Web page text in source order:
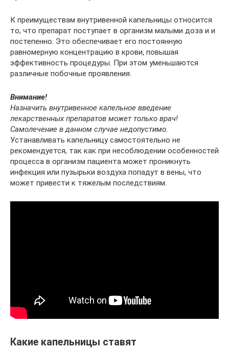
К преимуществам внутривенной капельницы относится
то, что препарат поступает в организм малыми доза и и
постепенно. Это обеспечивает его постоянную
равномерную концентрацию в крови, повышая
эффективность процедуры. При этом уменьшаются
различные побочные проявления.
Внимание!
Назначить внутривенное капельное введение
лекарственных препаратов может только врач!
Самолечение в данном случае недопустимо.
Устанавливать капельницу самостоятельно не
рекомендуется, так как при несоблюдении особенностей
процесса в организм пациента может проникнуть
инфекция или пузырьки воздуха попадут в вены, что
может привести к тяжелым последствиям.
Какие капельницы ставят